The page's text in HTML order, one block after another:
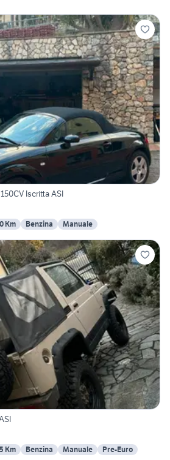
Iscritta ASI
Km Benzina Manuale
Km Benzina Manuale Pre-Euro